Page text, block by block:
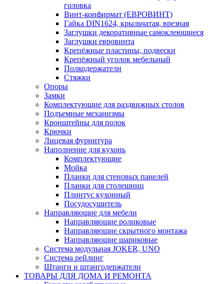
головка
Винт-конфирмат (ЕВРОВИНТ)
Гайка DIN1624, крыльчатая, врезная
Заглушки декоративные самоклеющиеся
Заглушки евровинта
Крепёжные пластины, подвески
Крепёжный уголок мебельный
Полкодержатели
Стяжки
Опоры
Замки
Комплектующие для раздвижных столов
Подъемные механизмы
Кронштейны для полок
Крючки
Лицевая фурнитура
Наполнение для кухонь
Комплектующие
Мойка
Планки для стеновых панелей
Планки для столешниц
Плинтус кухонный
Посудосушитель
Направляющие для мебели
Направляющие роликовые
Направляющие скрытного монтажа
Направляющие шариковые
Система модульная JOKER, UNO
Система рейлинг
Штанги и штангодержатели
ТОВАРЫ ДЛЯ ДОМА И РЕМОНТА